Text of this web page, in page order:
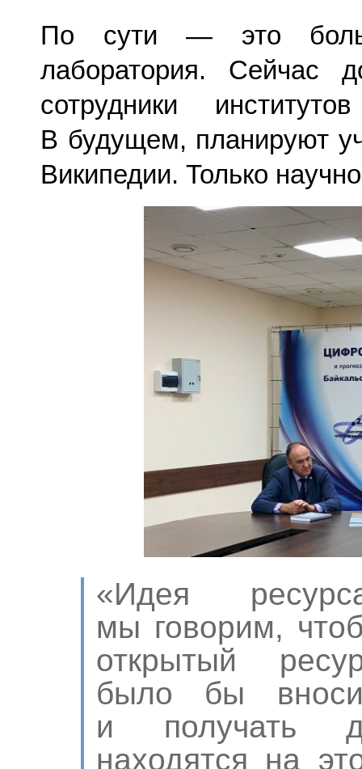
По сути — это
лаборатория. Сейчас
сотрудники
В будущем, планируют
Википедии. Только
«Идея
мы говорим,
открытый
было бы
и получать
находятся на